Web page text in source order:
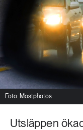
Mat &
Skog
Social
Transport
Vatten
252 ARTIKLAR
Landsbygd
Livsstil &
612 ARTIKLAR
Foto: Mostphotos
Utsläppen